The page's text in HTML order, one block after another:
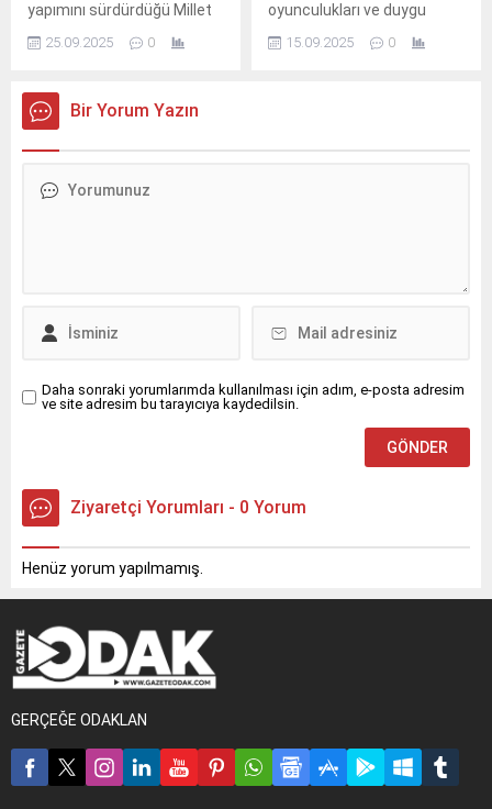
yapımını sürdürdüğü Millet
çalışmaları devam ediyor.
25.09.2025 0
oyunculukları ve duygu
Mest-i Aşk, 17 Ekim'de
15.09.2025 0
Bir Yorum Yazın
Daha sonraki yorumlarımda kullanılması için adım, e-posta adresim
ve site adresim bu tarayıcıya kaydedilsin.
Ziyaretçi Yorumları - 0 Yorum
Henüz yorum yapılmamış.
GERÇEĞE ODAKLAN